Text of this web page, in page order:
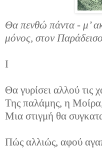
Θα πενθώ πάντα - μ’
μόνος, στον Παράδεισο
Ι
Θα γυρίσει αλλού τις
Της παλάμης, η
Μια στιγμή θα
Πώς αλλιώς, αφού